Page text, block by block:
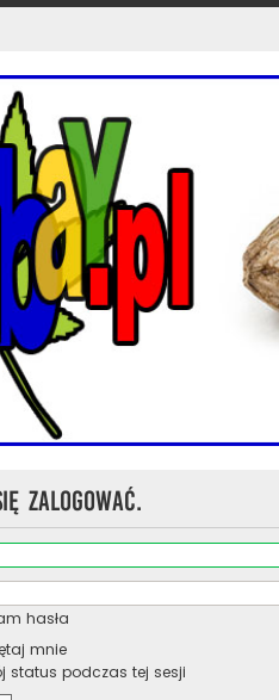
zalogować.
hasła
mnie
status podczas tej sesji